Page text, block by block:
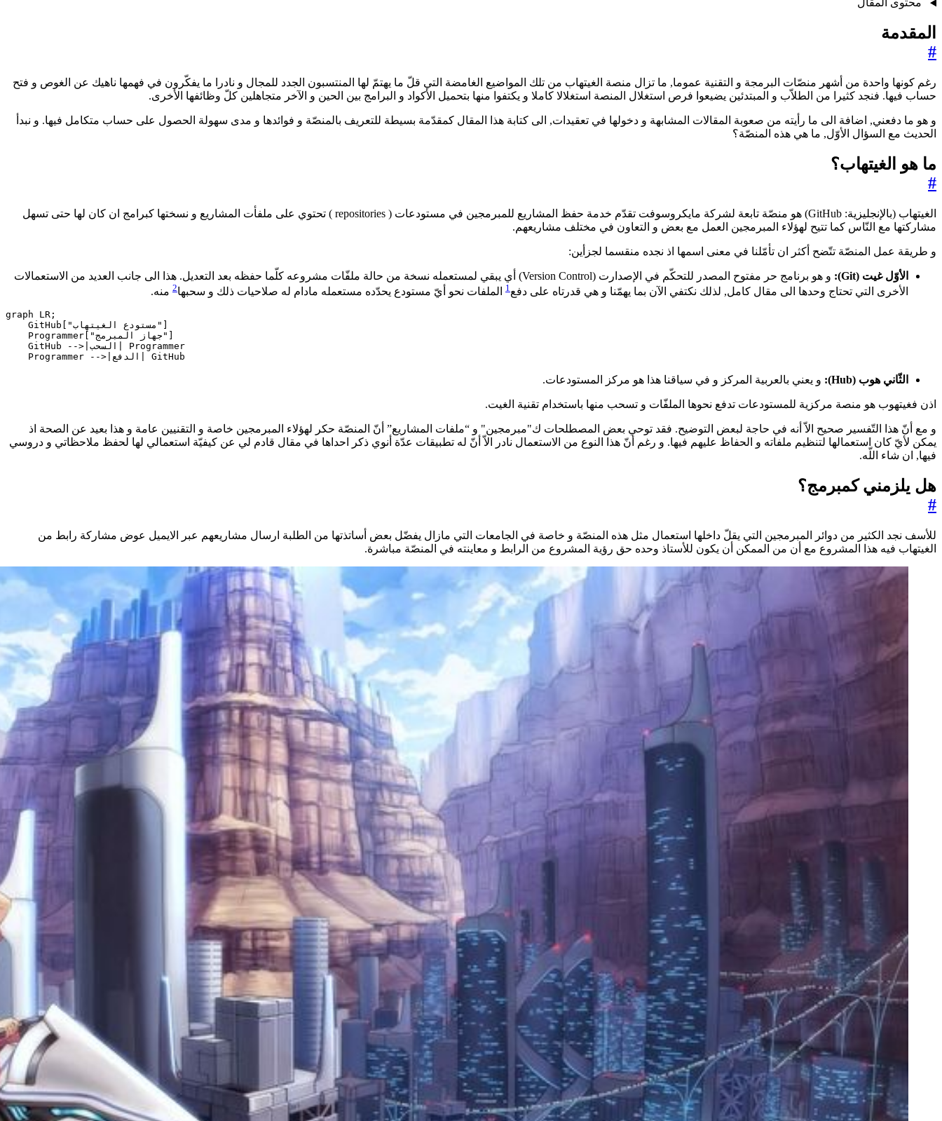
محتوى المقال
المقدمة
#
رغم كونها واحدة من أشهر منصّات البرمجة و التقنية عموما, ما تزال منصة الغيتهاب من تلك المواضيع الغامضة التي قلّ ما يهتمّ لها المنتسبون الجدد للمجال و نادرا ما يفكّرون في فهمها ناهيك عن الغوص و فتح
حساب فيها. فنجد كثيرا من الطلاّب و المبتدئين يضيعوا فرص استغلال المنصة استغلالا كاملا و يكتفوا منها بتحميل الأكواد و البرامج بين الحين و الآخر متجاهلين كلّ وظائفها الأخرى.
و هو ما دفعني, اضافة الى ما رأيته من صعوبة المقالات المشابهة و دخولها في تعقيدات, الى كتابة هذا المقال كمقدّمة بسيطة للتعريف بالمنصّة و فوائدها و مدى سهولة الحصول على حساب متكامل فيها. و نبدأ
الحديث مع السؤال الأوّل, ما هي هذه المنصّة؟
ما هو الغيتهاب؟
#
الغيتهاب (بالإنجليزية: GitHub) هو منصّة تابعة لشركة مايكروسوفت تقدّم خدمة حفظ المشاريع للمبرمجين في مستودعات ( repositories ) تحتوي على ملفأت المشاريع و نسختها كبرامج ان كان لها حتى تسهل
مشاركتها مع النّاس كما تتيح لهؤلاء المبرمجين العمل مع بعض و التعاون في مختلف مشاريعهم.
و طريقة عمل المنصّة تتّضح أكثر ان تأمّلنا في معنى اسمها اذ نجده منقسما لجزأين:
الأوّل غيت (Git):
و هو برنامج حر مفتوح المصدر للتحكّم في الإصدارت (Version Control) أي يبقي لمستعمله نسخة من حالة ملفّات مشروعه كلّما حفظه بعد التعديل. هذا الى جانب العديد من الاستعمالات
الأخرى التي تحتاج وحدها الى مقال كامل, لذلك نكتفي الآن بما يهمّنا و هي قدرتاه على دفع1 الملفات نحو أيّ مستودع يحدّده مستعمله مادام له صلاحيات ذلك و سحبها2 منه.
graph LR;
الثّاني هوب (Hub): و يعني بالعربية المركز و في سياقنا هذا هو مركز المستودعات.
اذن فغيتهوب هو منصة مركزية للمستودعات تدفع نحوها الملفّات و تسحب منها باستخدام تقنية الغيت.
و مع أنّ هذا التّفسير صحيح الاّ أنه في حاجة لبعض التوضيح. فقد توحي بعض المصطلحات ك"مبرمجين" و “ملفات المشاريع” أنّ المنصّة حكر لهؤلاء المبرمجين خاصة و التقنيين عامة و هذا بعيد عن الصحة اذ
يمكن لأيّ كان استعمالها لتنظيم ملفاته و الحفاظ عليهم فيها. و رغم أنّ هذا النوع من الاستعمال نادر الاّ أنّ له تطبيقات عدّة أنوي ذكر احداها في مقال قادم لي عن كيفيّة استعمالي لها لحفظ ملاحظاتي و دروسي
فيها, ان شاء اللّه.
هل يلزمني كمبرمج؟
#
للأسف نجد الكثير من دوائر المبرمجين التي يقلّ داخلها استعمال مثل هذه المنصّة و خاصة في الجامعات التي مازال يفضّل بعض أساتذتها من الطلبة ارسال مشاريعهم عبر الايميل عوض مشاركة رابط من
الغيتهاب فيه هذا المشروع مع أن من الممكن أن يكون للأستاذ وحده حق رؤية المشروع من الرابط و معاينته في المنصّة مباشرة.